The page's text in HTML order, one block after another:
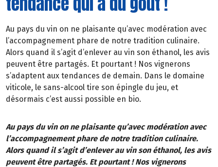
Au pays du vin on ne plaisante qu’avec modération avec
l’accompagnement phare de notre tradition culinaire.
Alors quand il s’agit d’enlever au vin son éthanol, les avis
peuvent être partagés. Et pourtant ! Nos vignerons
s’adaptent aux tendances de demain. Dans le domaine
viticole, le sans-alcool tire son épingle du jeu, et
désormais c’est aussi possible en bio.
Au pays du vin on ne plaisante qu’avec modération avec
l’accompagnement phare de notre tradition culinaire.
Alors quand il s’agit d’enlever au vin son éthanol, les avis
peuvent être partagés. Et pourtant ! Nos vignerons